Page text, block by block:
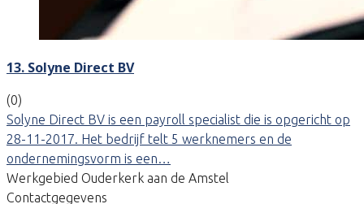
13. Solyne Direct BV
(0)
Solyne Direct BV is een payroll specialist die is opgericht op
28-11-2017. Het bedrijf telt 5 werknemers en de
ondernemingsvorm is een…
Werkgebied Ouderkerk aan de Amstel
Contactgegevens